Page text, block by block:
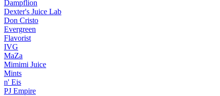
Dampflion
Dexter's Juice Lab
Don Cristo
Evergreen
Flavorist
IVG
MaZa
Mimimi Juice
Mints
n' Eis
PJ Empire